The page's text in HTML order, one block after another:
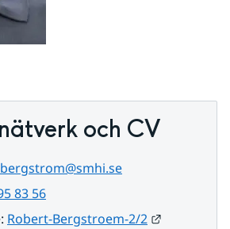
och CV
83 56
Robert-Bergstroem-2/2